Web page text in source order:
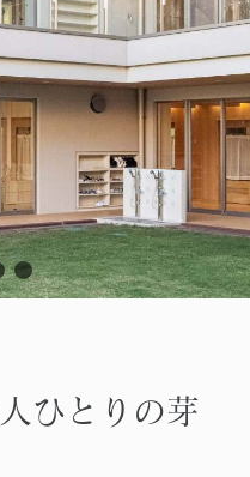
ひとりの芽